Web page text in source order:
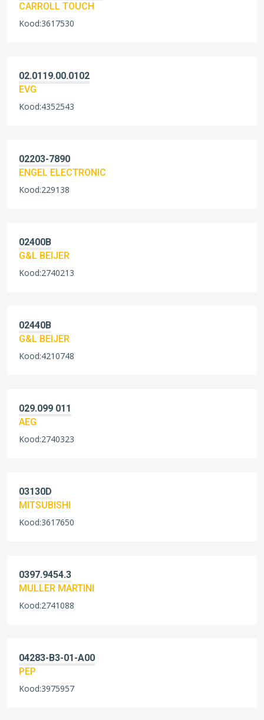
CARROLL TOUCH
Kood:3617530
02.0119.00.0102
EVG
Kood:4352543
02203-7890
ENGEL ELECTRONIC
Kood:229138
02400B
G&L BEIJER
Kood:2740213
02440B
G&L BEIJER
Kood:4210748
029.099 011
AEG
Kood:2740323
03130D
MITSUBISHI
Kood:3617650
0397.9454.3
MULLER MARTINI
Kood:2741088
04283-B3-01-A00
PEP
Kood:3975957